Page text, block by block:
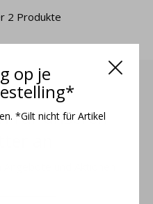
op je
*Gilt nicht für Artikel
2 Produkte
für unseren